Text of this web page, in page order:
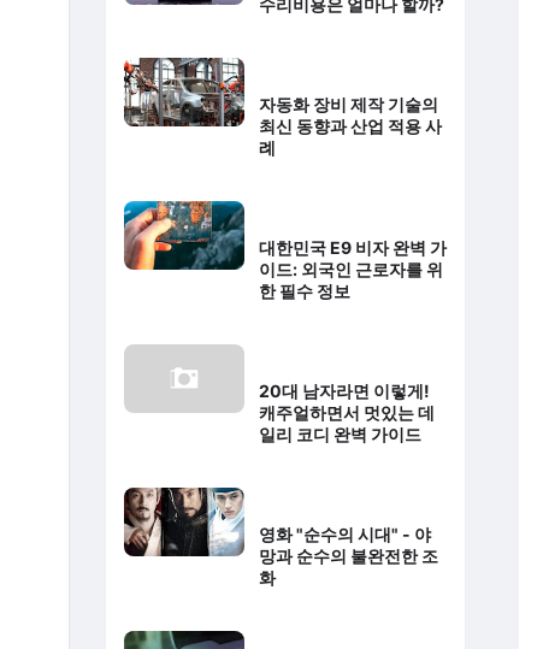
수리비용은 얼마나 할까?
자동화 장비 제작 기술의
최신 동향과 산업 적용 사
례
대한민국 E9 비자 완벽 가
이드: 외국인 근로자를 위
한 필수 정보
20대 남자라면 이렇게!
캐주얼하면서 멋있는 데
일리 코디 완벽 가이드
영화 "순수의 시대" - 야
망과 순수의 불완전한 조
화